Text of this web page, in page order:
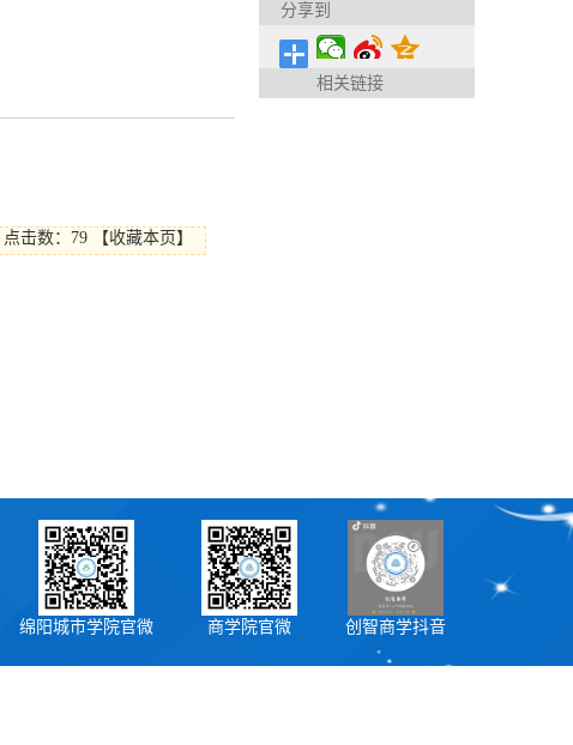
点击数： 79 【收藏本页 】
分享到
相关链接
绵阳城市学院官微 商学院官微 创智商学抖音